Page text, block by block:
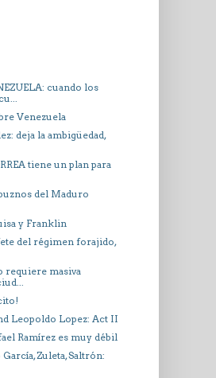
cuando los
Venezuela
deja la ambigüedad,
tiene un plan para
del Maduro
y Franklin
del régimen forajido,
requiere masiva
Leopoldo Lopez: Act II
Ramírez es muy débil
Zuleta, Saltrón: